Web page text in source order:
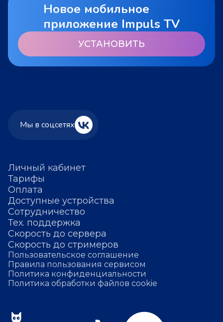
Новое мобильное
приложение Impuls TV
УСТАНОВИТЬ
Личный кабинет
Тарифы
Оплата
Доступные устройства
Сотрудничество
Тех. поддержка
Скорость до сервера
Скорость до стримеров
Пользовательское соглашение
Правила пользования сервисом
Политика конфиденциальности
Политика обработки файлов cookie
Мы в соцсетях